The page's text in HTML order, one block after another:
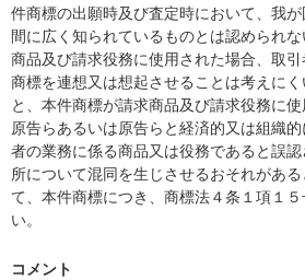
件商標の出願時及び査定時において、我
間に広く知られているものとは認められ
商品及び請求役務に使用された場合、取
商標を連想又は想起させることは考えに
と、本件商標が請求商品及び請求役務に
原告らあるいは原告らと経済的又は組織
者の業務に係る商品又は役務であると誤
所について混同を生じさせるおそれがあ
て、本件商標につき、商標法４条１項１
い。
コメント